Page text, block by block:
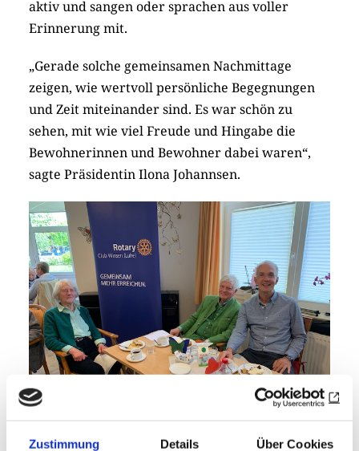
Zustimmung Details Über Cookies
aktiv und sangen oder sprachen aus voller
Erinnerung mit.
„Gerade solche gemeinsamen Nachmittage
zeigen, wie wertvoll persönliche Begegnungen
und Zeit miteinander sind. Es war schön zu
sehen, mit wie viel Freude und Hingabe die
Bewohnerinnen und Bewohner dabei waren“,
sagte Präsidentin Ilona Johannsen.
Gemeinsamkeit schätzen die älteren Herrschaften sehr, da sind